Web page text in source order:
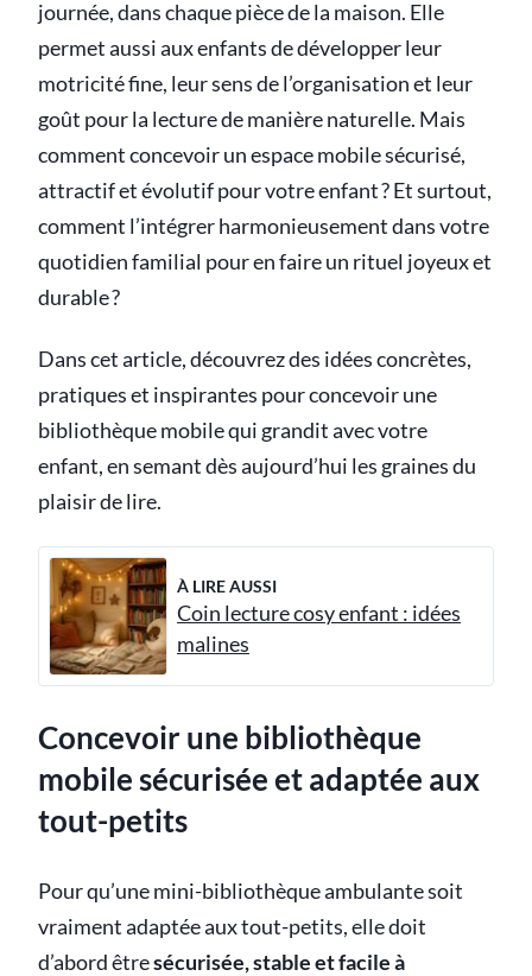
journée, dans chaque pièce de la maison. Elle
permet aussi aux enfants de développer leur
motricité fine, leur sens de l’organisation et leur
goût pour la lecture de manière naturelle. Mais
comment concevoir un espace mobile sécurisé,
attractif et évolutif pour votre enfant ? Et surtout,
comment l’intégrer harmonieusement dans votre
quotidien familial pour en faire un rituel joyeux et
durable ?
Dans cet article, découvrez des idées concrètes,
pratiques et inspirantes pour concevoir une
bibliothèque mobile qui grandit avec votre
enfant, en semant dès aujourd’hui les graines du
plaisir de lire.
À LIRE AUSSI
Coin lecture cosy enfant : idées
malines
Concevoir une bibliothèque
mobile sécurisée et adaptée aux
tout-petits
Pour qu’une mini-bibliothèque ambulante soit
vraiment adaptée aux tout-petits, elle doit
d’abord êtresécurisée, stable et facile à